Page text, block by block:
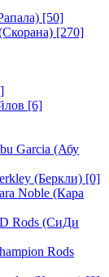
[50]
[270]
[6]
Garcia (Абу
(Беркли) [0]
Noble (Кара
Rods (СиДи
Rods